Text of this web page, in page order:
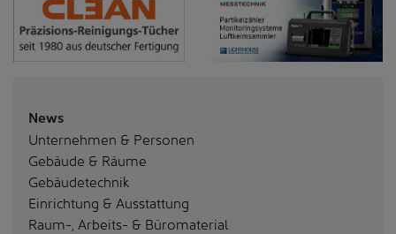
News
Unternehmen & Personen
Gebäude & Räume
Gebäudetechnik
Einrichtung & Ausstattung
Raum-, Arbeits- & Büromaterial